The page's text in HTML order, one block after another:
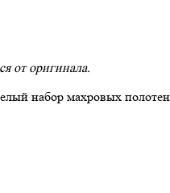
от оригинала.
набор махровых